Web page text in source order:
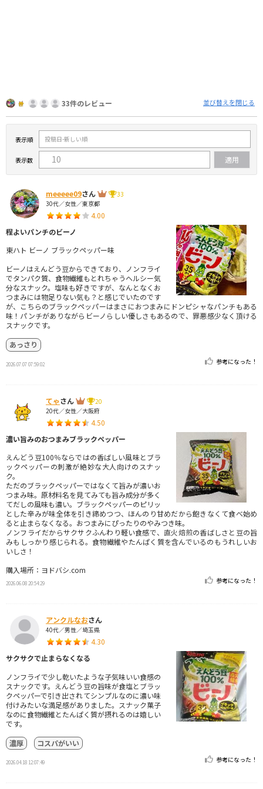
33件のレビュー 並び替えを閉じる
表示順
表示数
meeeee09さん
33
30代／女性／東京都
4.00
程よいパンチのビーノ
東ハト ビーノ ブラックペッパー味
ビーノはえんどう豆からできており、ノンフライ
でタンパク質、食物繊維もとれちゃうヘルシー気
分なスナック。塩味も好きですが、なんとなくお
つまみには物足りない気も？と感じでいたのです
が、こちらのブラックペッパーはまさにおつまみにドンピシャなパンチもある
味！パンチがありながらビーノらしい優しさもあるので、罪悪感少なく頂ける
スナックです。
あっさり
2026.07.07 07:59:02 参考になった！
てゃさん
20
20代／女性／大阪府
4.50
濃い旨みのおつまみブラックペッパー
えんどう豆100％ならではの香ばしい風味とブラ
ックペッパーの刺激が絶妙な大人向けのスナッ
ク。
ただのブラックペッパーではなくて旨みが濃いお
つまみ味。原材料名を見てみても旨み成分が多く
てだしの風味も濃い。ブラックペッパーのピリッ
とした辛みが味全体を引き締めつつ、ほんのり甘めだから飽きなくて食べ始め
ると止まらなくなる。おつまみにぴったりのやみつき味。
ノンフライだからサクサクふんわり軽い食感で、直火焙煎の香ばしさと豆の旨
みもしっかり感じられる。食物繊維やたんぱく質を含んでいるのもうれしいお
いしさ！
購入場所：ヨドバシ.com
2026.06.08 20:54:29 参考になった！
アンクルなおさん
40代／男性／埼玉県
4.30
サクサクで止まらなくなる
ノンフライで少し乾いたような子気味いい食感の
スナックです。えんどう豆の旨味が食塩とブラッ
クペッパーで引き出されてシンプルなのに濃い味
付けみたいな満足感がありました。スナック菓子
なのに食物繊維とたんぱく質が摂れるのは嬉しい
です。
濃厚
コスパがいい
2026.04.18 12:07:49 参考になった！